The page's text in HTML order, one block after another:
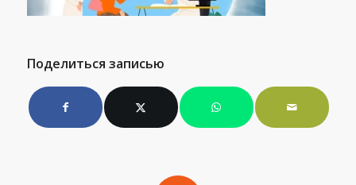
Поделиться записью